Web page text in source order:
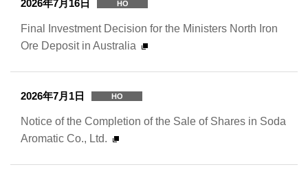
2026年7月16日 HO
Final Investment Decision for the Ministers North Iron
Ore Deposit in Australia
2026年7月1日 HO
Notice of the Completion of the Sale of Shares in Soda
Aromatic Co., Ltd.